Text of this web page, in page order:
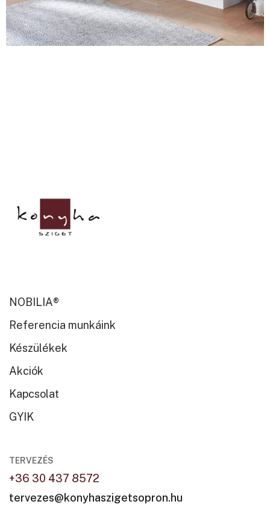
NOBILIA®
Referencia munkáink
Készülékek
Akciók
Kapcsolat
GYIK
TERVEZÉS
+36 30 437 8572
tervezes@konyhaszigetsopron.hu